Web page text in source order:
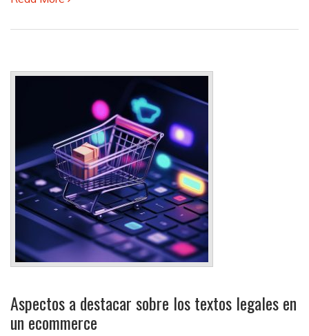
Aspectos a destacar sobre los textos legales en
un ecommerce